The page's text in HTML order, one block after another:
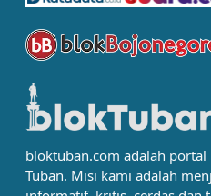
bloktuban.com adalah
Tuban. Misi kami adalah